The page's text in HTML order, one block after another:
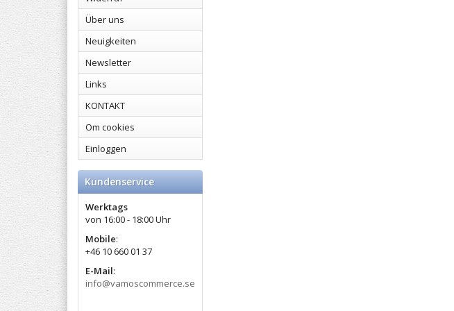
Über uns
Neuigkeiten
Newsletter
Links
KONTAKT
Om cookies
Einloggen
Kundenservice
Werktags
von 16:00 - 18:00 Uhr
Mobile:​
+46 10 660 01 37
E-Mail:
info@vamoscommerce.se